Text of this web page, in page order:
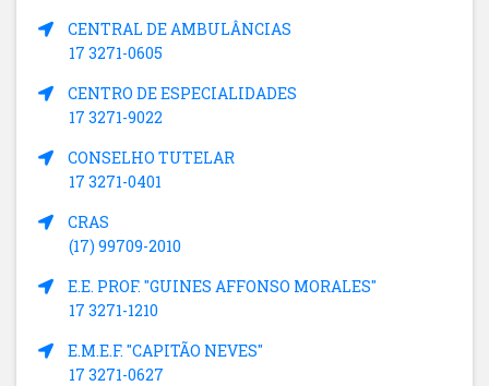
CENTRAL DE AMBULÂNCIAS
17 3271-0605
CENTRO DE ESPECIALIDADES
17 3271-9022
CONSELHO TUTELAR
17 3271-0401
CRAS
(17) 99709-2010
E.E. PROF. "GUINES AFFONSO MORALES"
17 3271-1210
E.M.E.F. "CAPITÃO NEVES"
17 3271-0627